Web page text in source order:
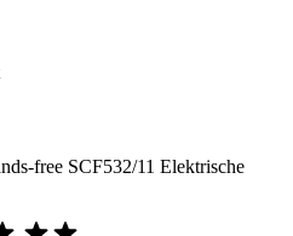
free SCF532/11 Elektrische